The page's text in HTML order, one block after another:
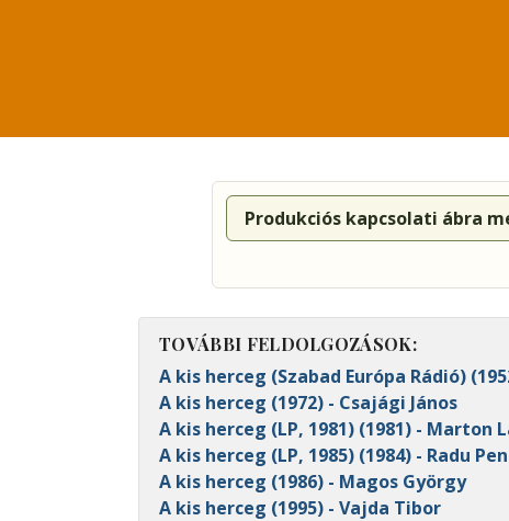
Produkciós kapcsolati ábra
TOVÁBBI FELDOLGOZÁSOK:
A kis herceg (Szabad Európa Rádió)
A kis herceg (1972) - Csajági János
A kis herceg (LP, 1981) (1981) - Marton
A kis herceg (LP, 1985) (1984) - Radu
A kis herceg (1986) - Magos György
A kis herceg (1995) - Vajda Tibor